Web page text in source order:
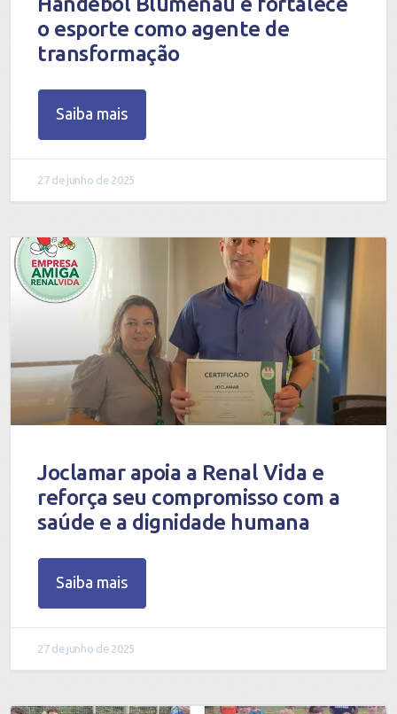
o esporte como agente de
transformação
Saiba mais
27 de junho de 2025
Joclamar apoia a Renal Vida e
reforça seu compromisso com a
saúde e a dignidade humana
Saiba mais
27 de junho de 2025